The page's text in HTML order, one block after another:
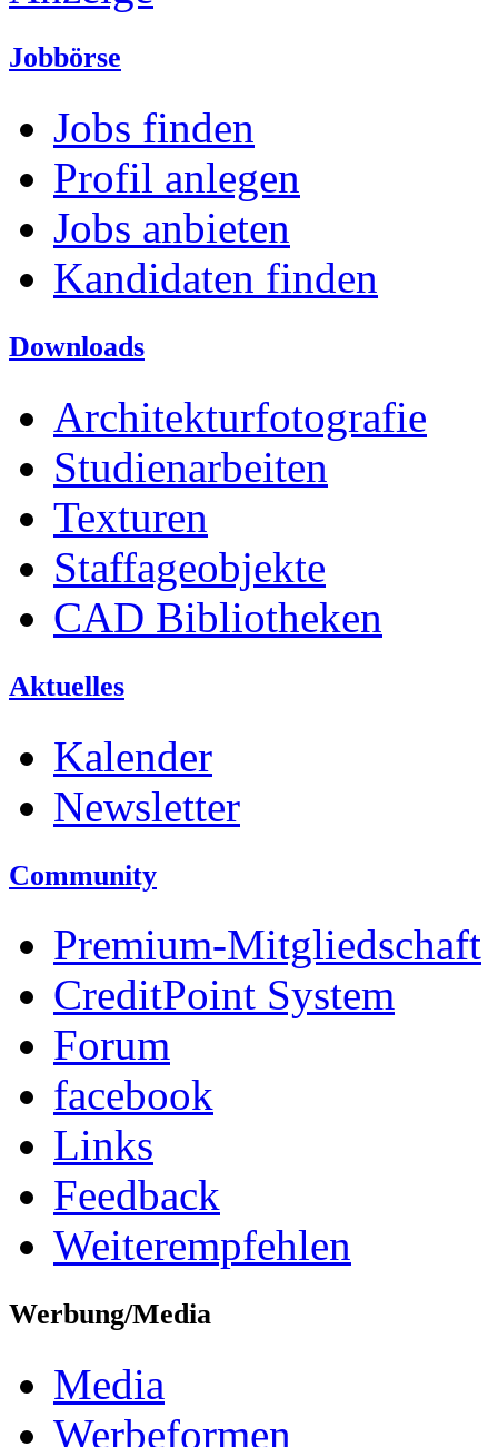
Jobbörse
Jobs finden
Profil anlegen
Jobs anbieten
Kandidaten finden
Downloads
Architekturfotografie
Studienarbeiten
Texturen
Staffageobjekte
CAD Bibliotheken
Aktuelles
Kalender
Newsletter
Community
Premium-Mitgliedschaft
CreditPoint System
Forum
facebook
Links
Feedback
Weiterempfehlen
Werbung/Media
Media
Werbeformen